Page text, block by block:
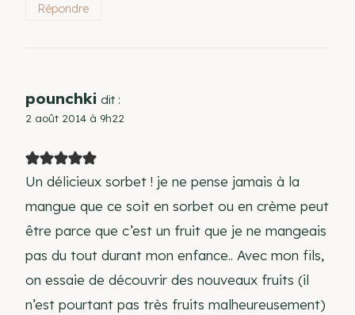
Répondre
pounchki dit :
2 août 2014 à 9h22
Un délicieux sorbet ! je ne pense jamais à la
mangue que ce soit en sorbet ou en crème peut
être parce que c’est un fruit que je ne mangeais
pas du tout durant mon enfance.. Avec mon fils,
on essaie de découvrir des nouveaux fruits (il
n’est pourtant pas très fruits malheureusement)